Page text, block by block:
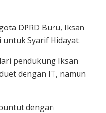
DPRD Buru, Iksan
Syarif Hidayat.
pendukung Iksan
dengan IT, namun
dengan